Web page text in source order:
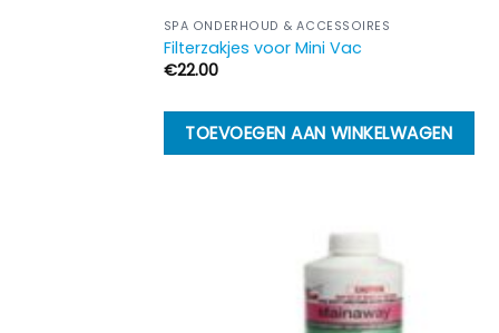
SPA ONDERHOUD & ACCESSOIRES
Filterzakjes voor Mini Vac
€22.00
TOEVOEGEN AAN WINKELWAGEN